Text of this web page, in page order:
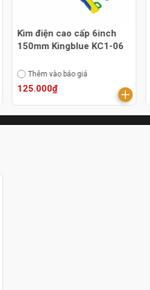
Kìm điện cao cấp 6inch
150mm Kingblue KC1-06
Thêm vào báo giá
125.000₫